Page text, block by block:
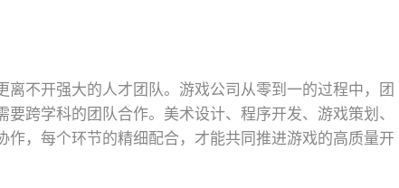
不开强大的人才团队。游戏公司从零到一的过程中，团
跨学科的团队合作。美术设计、程序开发、游戏策划、
，每个环节的精细配合，才能共同推进游戏的高质量开